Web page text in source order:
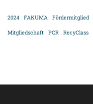
2024 FAKUMA Fördermitglied
Mitgliedschaft PCR RecyClass